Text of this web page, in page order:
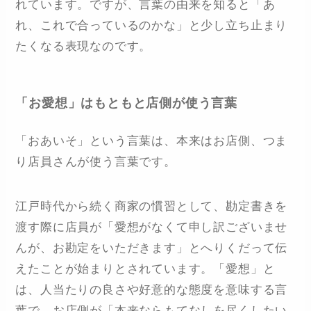
れています。ですが、言葉の由来を知ると「あ
れ、これで合っているのかな」と少し立ち止まり
たくなる表現なのです。
「お愛想」はもともと店側が使う言葉
「おあいそ」という言葉は、本来はお店側、つま
り店員さんが使う言葉です。
江戸時代から続く商家の慣習として、勘定書きを
渡す際に店員が「愛想がなくて申し訳ございませ
んが、お勘定をいただきます」とへりくだって伝
えたことが始まりとされています。「愛想」と
は、人当たりの良さや好意的な態度を意味する言